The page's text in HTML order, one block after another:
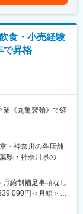
ナルを目指す方に
境です。／
舗オペレーション全
、店舗の収益を改
・指導を通じて店
舗のメンバーがヘ
、急な対応などは
を通じて上下する
めた表記です。
食・小売経験
昇格
業《丸亀製麺》で経
での支給／深夜営
年収UP＆キャリア
・神奈川の各店舗
県・神奈川県の各
給制補足事項なし
円＜月給＞